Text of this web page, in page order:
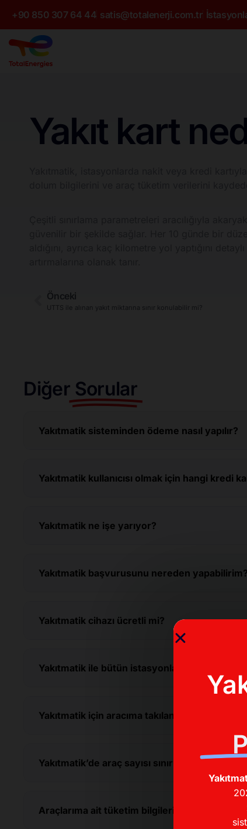
+90 850 307 64 44 satis@totalenerji.com.tr
Yakıt kart
Önceki
UTTS ile alınan yakıt miktarına sınır konulabilir mi?
Diğer Sorular
Yakıtmatik sisteminden ödeme nasıl yapılır?
Yakıtmatik kullanıcısı olmak için hangi kredi
Yakıtmatik ne işe yarıyor?
Yakıtmatik başvurusunu nereden yapabilirim?
Yakıtmatik cihazı ücretli mi?
Yakıtmatik ile bütün istasyonlardan alışveriş
Yakıtmatik için aracıma takılan cihazı söküp
Yakıtmatik’de araç sayısı sınırı var mı?
Araçlarıma ait tüketim bilgilerini nereden